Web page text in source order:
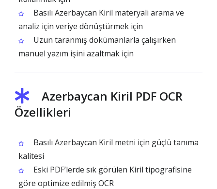
Basılı Azerbaycan Kiril materyali arama ve
analiz için veriye dönüştürmek için
Uzun taranmış dokümanlarla çalışırken
manuel yazım işini azaltmak için
Azerbaycan Kiril PDF OCR
Özellikleri
Basılı Azerbaycan Kiril metni için güçlü tanıma
kalitesi
Eski PDF’lerde sık görülen Kiril tipografisine
göre optimize edilmiş OCR